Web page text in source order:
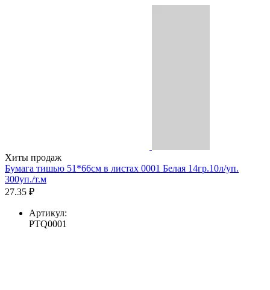
Хиты продаж
Бумага тишью 51*66см в листах 0001 Белая 14гр.10л/уп.
300уп./т.м
27.35 ₽
Артикул:
PTQ0001